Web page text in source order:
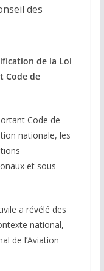
des
de la Loi
Code de
Code de
nationale, les
et sous
a révélé des
national,
de l’Aviation